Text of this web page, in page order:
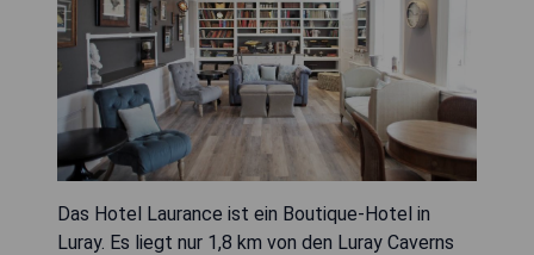
Das Hotel Laurance ist ein Boutique-Hotel in
Luray. Es liegt nur 1,8 km von den Luray Caverns